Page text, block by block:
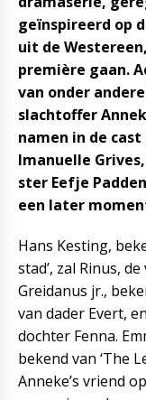
geïnspireerd op
uit de
première gaan.
van onder
slachtoffer
namen in de
Imanuelle
ster Eefje
een later
Hans Kesting,
stad’, zal Rinus,
Greidanus jr.,
van dader Evert,
dochter Fenna.
bekend van ‘The
Anneke’s vriend